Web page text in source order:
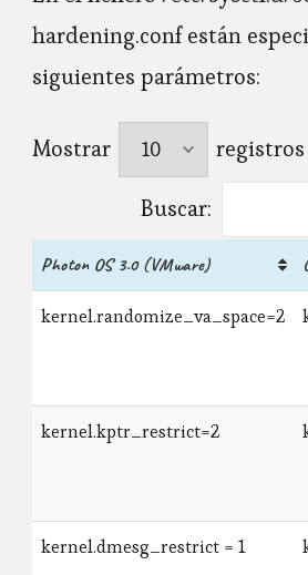
hardening.conf están
siguientes parámetros:
Mostrar registros
Buscar:
Photon OS 3.0 (VMware)
kernel.randomize_va_space=2
kernel.kptr_restrict=2
kernel.dmesg_restrict = 1